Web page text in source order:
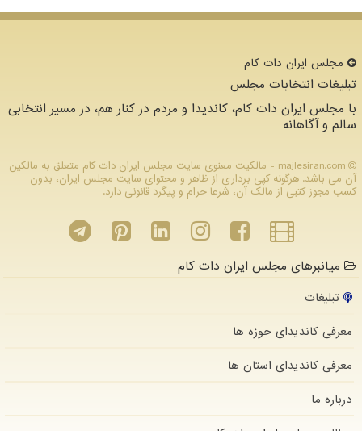
مجلس ایران دات كام
تبلیغات انتخابات مجلس
با مجلس ایران دات کام، کاندیدا و مردم در کنار هم، در مسیر انتخابی
سالم و آگاهانه
majlesiran.com - مالکیت معنوی سایت مجلس ایران دات كام متعلق به مالکین
آن می باشد. هرگونه کپی برداری از ظاهر و محتوای سایت مجلس ایران، بدون
کسب مجوز کتبی از مالک آن، شرعا حرام و پیگرد قانونی دارد.
میانبرهای مجلس ایران دات کام
تبلیغات
معرفی کاندیدای حوزه ها
معرفی کاندیدای استان ها
درباره ما